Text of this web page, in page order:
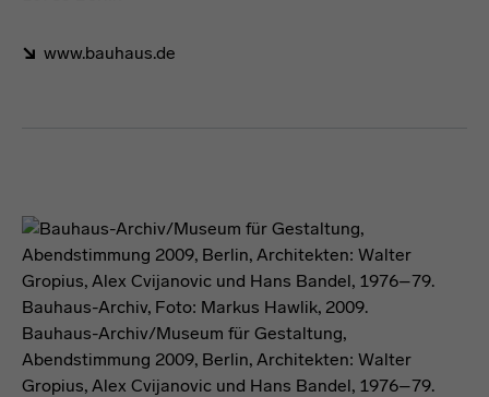
www.bauhaus.de
Bauhaus-Archiv, Foto: Markus Hawlik, 2009.
Bauhaus-Archiv/Museum für Gestaltung,
Abendstimmung 2009, Berlin, Architekten: Walter
Gropius, Alex Cvijanovic und Hans Bandel, 1976–79.